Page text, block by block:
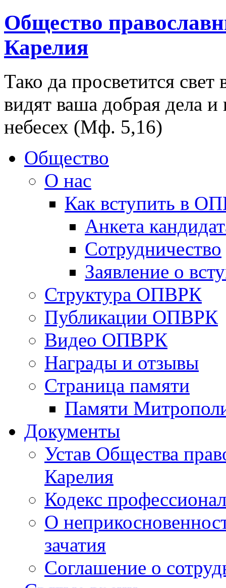
Общество
Карелия
Тако да просветится
видят ваша добрая дела
небесех (Мф. 5,16)
Общество
О нас
Как вступить в
Анкета
Сотрудничество
Заявление о
Структура ОПВРК
Публикации ОПВРК
Видео ОПВРК
Награды и отзывы
Страница памяти
Памяти
Документы
Устав Общества
Карелия
Кодекс
О
зачатия
Соглашение о